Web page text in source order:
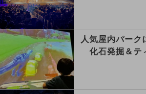
人気屋内パーク
化石発掘＆テ